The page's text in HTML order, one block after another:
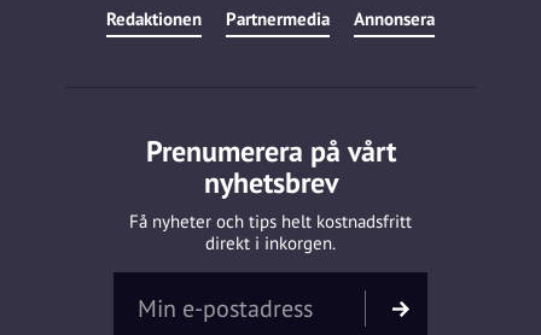
Redaktionen Partnermedia Annonsera
Prenumerera på vårt
nyhetsbrev
Få nyheter och tips helt kostnadsfritt
direkt i inkorgen.